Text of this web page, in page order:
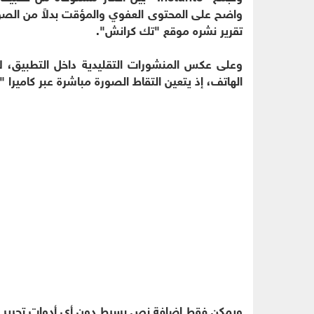
واضح على المحتوى العفوي والمؤقت بدلاً من
تقرير نشره موقع "تك كرانش".
وعلى عكس المنشورات التقليدية داخل
الهاتف، إذ يتعين التقاط الصورة مباشرة عبر كاميرا
ويمكن فقط إضافة نص بسيط دون أي أدوات تحرير